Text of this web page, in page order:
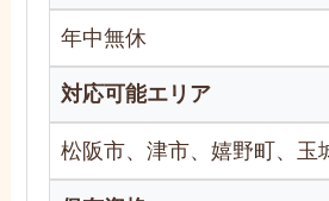
年中無休
対応可能エリア
松阪市、津市、嬉野町、玉